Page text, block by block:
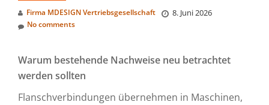
Firma MDESIGN Vertriebsgesellschaft 8. Juni 2026
No comments
Warum bestehende Nachweise neu betrachtet
werden sollten
Flanschverbindungen übernehmen in Maschinen,